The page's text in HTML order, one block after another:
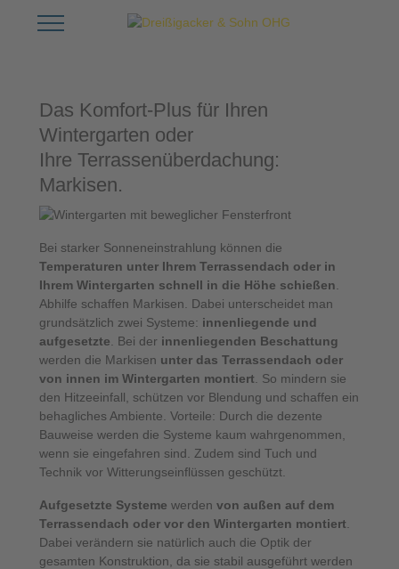
Mobile Menu Toggle
Das Komfort-Plus für Ihren
Wintergarten oder
Ihre Terrassenüberdachung:
Markisen.
Bei starker Sonneneinstrahlung können die
Temperaturen unter Ihrem Terrassendach oder in
Ihrem Wintergarten schnell in die Höhe schießen
Abhilfe schaffen Markisen. Dabei unterscheidet man
grundsätzlich zwei Systeme: innenliegende und
aufgesetzte . Bei der innenliegenden Beschattung
werden die Markisen unter das Terrassendach oder
von innen im Wintergarten montiert . So mindern sie
den Hitzeeinfall, schützen vor Blendung und schaffen ein
behagliches Ambiente. Vorteile: Durch die dezente
Bauweise werden die Systeme kaum wahrgenommen,
wenn sie eingefahren sind. Zudem sind Tuch und
Technik vor Witterungseinflüssen geschützt.
Aufgesetzte Systeme werden von außen auf dem
Terrassendach oder vor den Wintergarten montiert
Dabei verändern sie natürlich auch die Optik der
gesamten Konstruktion, da sie stabil ausgeführt werden